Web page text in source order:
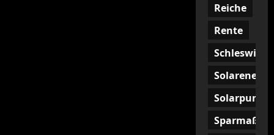
Reiche
Rente
Schleswig
Solarpunk